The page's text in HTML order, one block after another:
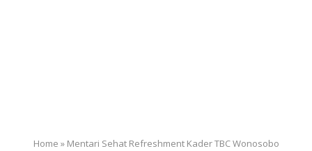
Home » Mentari Sehat Refreshment Kader TBC Wonosobo